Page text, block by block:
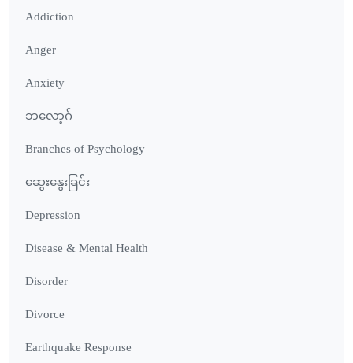
Addiction
Anger
Anxiety
ဘလော့ဂ်
Branches of Psychology
ဆွေးနွေးခြင်း
Depression
Disease & Mental Health
Disorder
Divorce
Earthquake Response